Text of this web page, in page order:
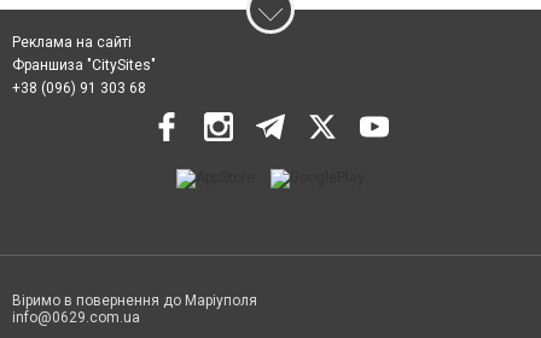
Реклама на сайті
Франшиза "CitySites"
+38 (096) 91 303 68
Віримо в повернення до Маріуполя
info@0629.com.ua